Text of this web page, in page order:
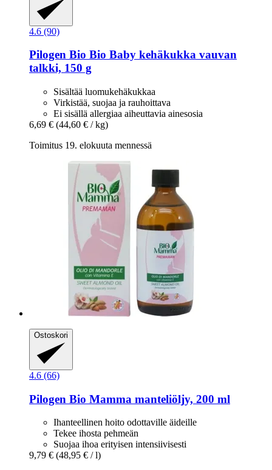
4.6 (90)
Pilogen Bio Bio Baby kehäkukka vauvan
talkki, 150 g
Sisältää luomukehäkukkaa
Virkistää, suojaa ja rauhoittava
Ei sisällä allergiaa aiheuttavia ainesosia
6,69 € (44,60 € / kg)
Toimitus 19. elokuuta mennessä
Ostoskori
4.6 (66)
Pilogen Bio Mamma manteliöljy, 200 ml
Ihanteellinen hoito odottaville äideille
Tekee ihosta pehmeän
Suojaa ihoa erityisen intensiivisesti
9,79 € (48,95 € / l)